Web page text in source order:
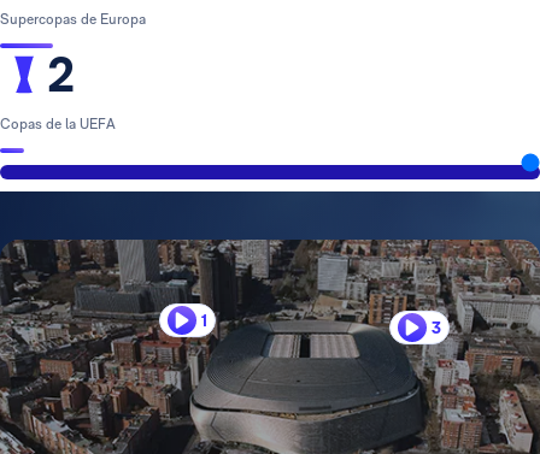
Supercopas de Europa
2
Copas de la UEFA
1 3